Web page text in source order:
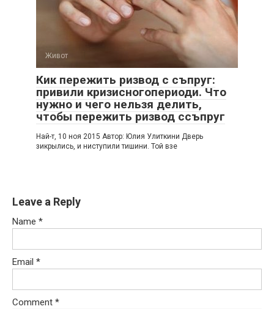
Живот
Кик пережить ризвод с съпруг:
привили кризисногопериоди. Что
нужно и чего нельзя делить,
чтобы пережить ризвод ссъпруг
Най-т, 10 ноя 2015 Автор: Юлия Улиткини Дверь
зикрылись, и ниступили тишини. Той взе
Leave a Reply
Name *
Email *
Comment *